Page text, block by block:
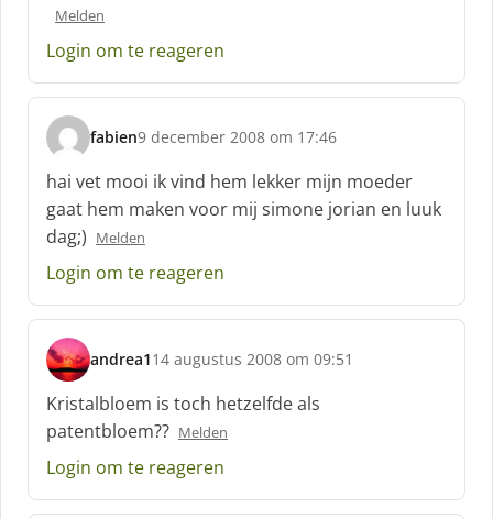
Melden
Login om te reageren
fabien
s
c
h
r
e
e
:
9 december 2008 om 17:46
hai vet mooi ik vind hem lekker mijn moeder
gaat hem maken voor mij simone jorian en luuk
dag;) Melden
Login om te reageren
andrea1
s
c
h
r
e
f
14 augustus 2008 om 09:51
Kristalbloem is toch hetzelfde als
patentbloem?? Melden
Login om te reageren